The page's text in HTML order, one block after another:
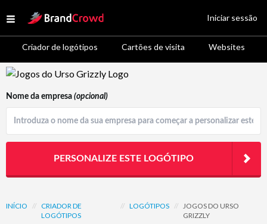
Open menu
Site Logo
Criador de logótipos Cartões de visita Websites
Iniciar sessão
Logo Template Preview
INÍCIO // CRIADOR DE
LOGÓTIPOS
// LOGÓTIPOS // JOGOS DO URSO
GRIZZLY
Nome da empresa (opcional)
PERSONALIZE ESTE LOGÓTIPO